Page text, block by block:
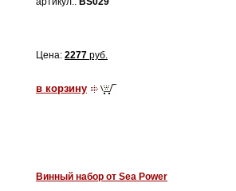
Цена: 2277 руб.
в корзину
Винный набор от Sea Power